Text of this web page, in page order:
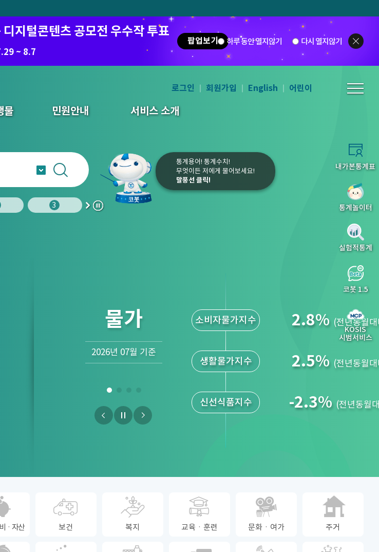
지털콘텐츠 공모전 우수작 투표
~ 8.7
팝업보기 하루 동안 열지않기 다시 열지않기
물 민원안내 서비스 소개
로그인 회원가입 English 어린이
내가본통계표
통계놀이터
실험적통계
코봇 1.5
KOSIS
시범서비스
3 8
다 정
통계용어! 통계수치!
무엇이든 저에게 물어보세요!
말풍선 클릭!
산업
2026년 06월 기준
소비자물가지수 (전년동월
(전년동월
(전년동월
전산업 생산 2.3% (전월대비)
소매 판매 2.7% (전월대비)
설비 투자
ㆍ자산 보건 복지 교육ㆍ훈련 문화ㆍ여가 주거